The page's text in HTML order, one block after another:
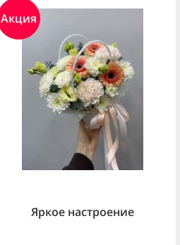
Акция
Яркое настроение